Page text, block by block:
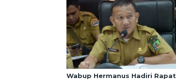
Wabup Hermanus Hadiri Rapat